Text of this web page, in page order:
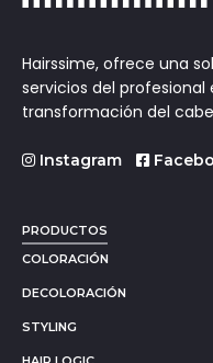
Hairssime, ofrece una
servicios del
transformación del
Instagram
PRODUCTOS
COLORACIÓN
DECOLORACIÓN
STYLING